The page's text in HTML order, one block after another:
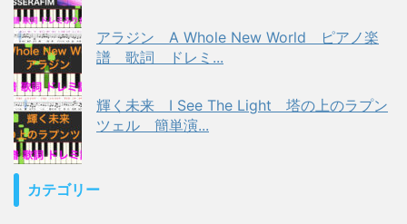
アラジン A Whole New World ピアノ楽
譜 歌詞 ドレミ...
輝く未来 I See The Light 塔の上のラプン
ツェル 簡単演...
カテゴリー